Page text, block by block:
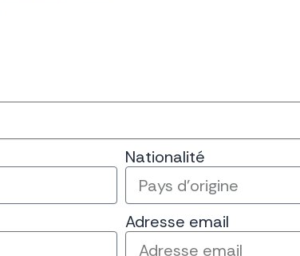
Nationalité
Adresse email